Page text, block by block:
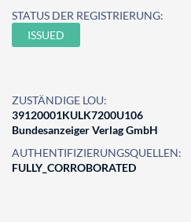
STATUS DER REGISTRIERUNG:
ISSUED
ZUSTÄNDIGE LOU:
39120001KULK7200U106
Bundesanzeiger Verlag GmbH
AUTHENTIFIZIERUNGSQUELLEN:
FULLY_CORROBORATED